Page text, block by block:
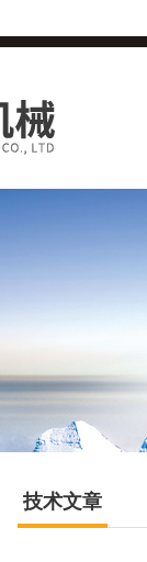
技术文章